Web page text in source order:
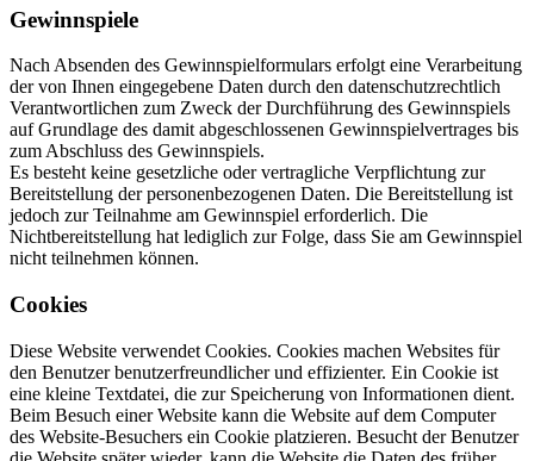
Gewinnspiele
Nach Absenden des Gewinnspielformulars erfolgt eine Verarbeitung
der von Ihnen eingegebene Daten durch den datenschutzrechtlich
Verantwortlichen zum Zweck der Durchführung des Gewinnspiels
auf Grundlage des damit abgeschlossenen Gewinnspielvertrages bis
zum Abschluss des Gewinnspiels.
Es besteht keine gesetzliche oder vertragliche Verpflichtung zur
Bereitstellung der personenbezogenen Daten. Die Bereitstellung ist
jedoch zur Teilnahme am Gewinnspiel erforderlich. Die
Nichtbereitstellung hat lediglich zur Folge, dass Sie am Gewinnspiel
nicht teilnehmen können.
Cookies
Diese Website verwendet Cookies. Cookies machen Websites für
den Benutzer benutzerfreundlicher und effizienter. Ein Cookie ist
eine kleine Textdatei, die zur Speicherung von Informationen dient.
Beim Besuch einer Website kann die Website auf dem Computer
des Website-Besuchers ein Cookie platzieren. Besucht der Benutzer